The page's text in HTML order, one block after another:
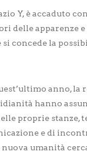
Y, è accaduto
delle apparenze
si concede la
anno, la
hanno
proprie stanze,
e di
umanità